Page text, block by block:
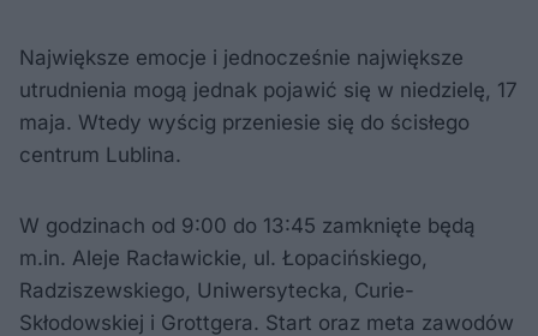
Największe emocje i jednocześnie największe
utrudnienia mogą jednak pojawić się w niedzielę, 17
maja. Wtedy wyścig przeniesie się do ścisłego
centrum Lublina.
W godzinach od 9:00 do 13:45 zamknięte będą
m.in. Aleje Racławickie, ul. Łopacińskiego,
Radziszewskiego, Uniwersytecka, Curie-
Skłodowskiej i Grottgera. Start oraz meta zawodów